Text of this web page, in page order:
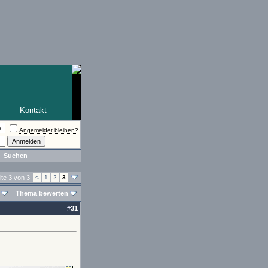
Kontakt
Angemeldet bleiben?
Suchen
3 von 3 < 1 2 3
Thema bewerten
#31